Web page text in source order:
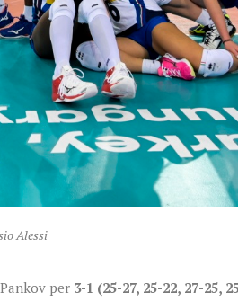
Alessi
per 3-1 (25-27, 25-22, 27-25,